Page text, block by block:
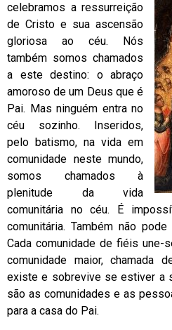
celebramos a ressurreição
de Cristo e sua ascensão
gloriosa ao céu. Nós
também somos chamados
a este destino: o abraço
amoroso de um Deus que é
Pai. Mas ninguém entra no
céu sozinho. Inseridos,
pelo batismo, na vida em
comunidade neste mundo,
somos chamados à
plenitude da vida
comunitária no céu. É
comunitária. Também não
Cada comunidade de fiéis une-
comunidade maior, chamada
existe e sobrevive se estiver a
são as comunidades e as
para a casa do Pai.